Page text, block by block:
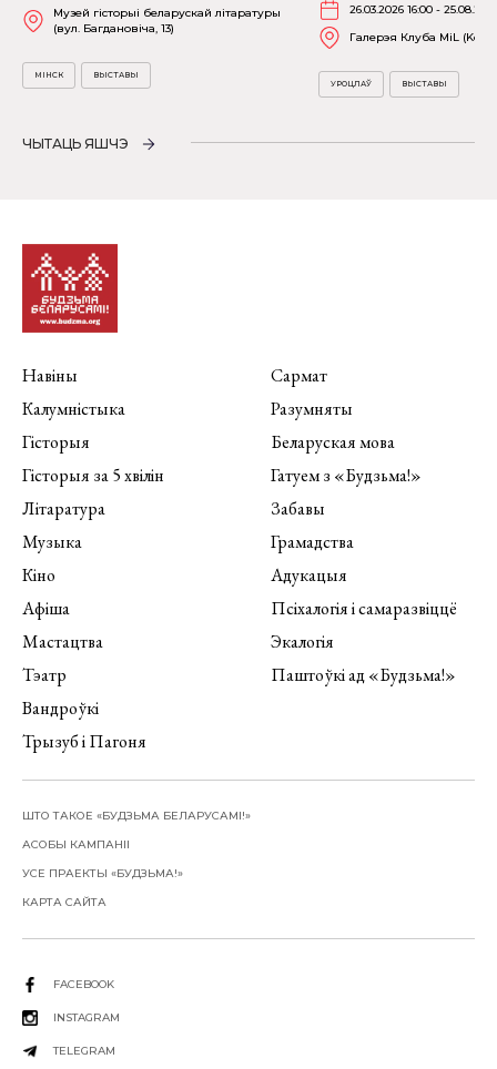
Музей гісторыі беларускай літаратуры
(вул. Багдановіча, 13)
МІНСК ВЫСТАВЫ
26.03.2026 16:00 -
Галерэя Клуба MiL
УРОЦЛАЎ ВЫСТАВЫ
ЧЫТАЦЬ ЯШЧЭ
Навіны
Калумністыка
Гісторыя
Гісторыя за 5 хвілін
Літаратура
Музыка
Кіно
Афіша
Мастацтва
Тэатр
Вандроўкі
Трызуб і Пагоня
Сармат
Разумняты
Беларуская мова
Гатуем з «Будзьма!»
Забавы
Грамадства
Адукацыя
Псіхалогія і самаразвіццё
Экалогія
Паштоўкі ад «Будзьма!»
ШТО ТАКОЕ «БУДЗЬМА БЕЛАРУСАМІ!»
АСОБЫ КАМПАНІІ
УСЕ ПРАЕКТЫ «БУДЗЬМА!»
КАРТА САЙТА
FACEBOOK
INSTAGRAM
TELEGRAM